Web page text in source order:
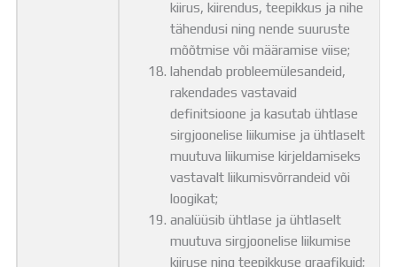
kiirus, kiirendus, teepikkus ja nihe
tähendusi ning nende suuruste
mõõtmise või määramise viise;
lahendab probleemülesandeid,
rakendades vastavaid
definitsioone ja kasutab ühtlase
sirgjoonelise liikumise ja ühtlaselt
muutuva liikumise kirjeldamiseks
vastavalt liikumisvõrrandeid või
loogikat;
analüüsib ühtlase ja ühtlaselt
muutuva sirgjoonelise liikumise
kiiruse ning teepikkuse graafikuid;